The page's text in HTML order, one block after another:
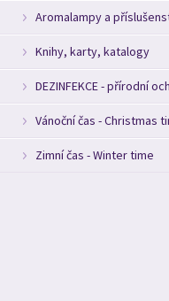
Aromalampy a
Knihy, karty, katalogy
DEZINFEKCE - přírodní
Vánoční čas - Christmas
Zimní čas - Winter time